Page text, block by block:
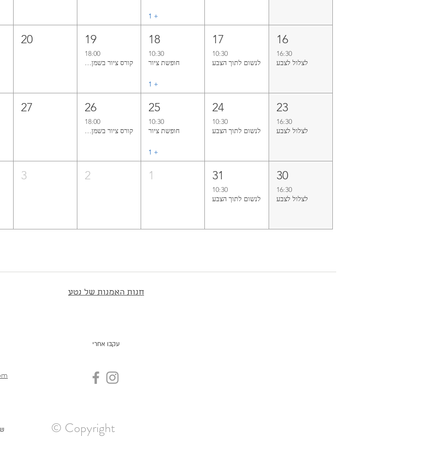
+ ‏1
16
16:30
לצלול‭ ‬לצבע‭
17
10:30
לנשום‭ ‬לתוך‭ ‬הצבע
18
10:30
חופשת ציור
+ ‏1
19
18:00
קורס ציור בשמן אל־א־פרימה ללא ממסים
20
23
16:30
לצלול‭ ‬לצבע‭
24
10:30
לנשום‭ ‬לתוך‭ ‬הצבע
25
10:30
חופשת ציור
+ ‏1
26
18:00
קורס ציור בשמן אל־א־פרימה ללא ממסים
27
30
16:30
לצלול‭ ‬לצבע‭
31
10:30
לנשום‭ ‬לתוך‭ ‬הצבע
1
2
3
חנות האמנות של נטע
עקבו אחרי
© Copyright